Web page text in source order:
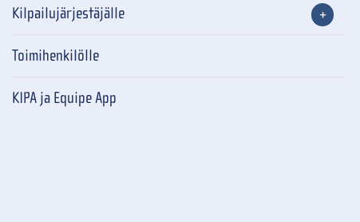
Kilpailujärjestäjälle
Toimihenkilölle
KIPA ja Equipe App